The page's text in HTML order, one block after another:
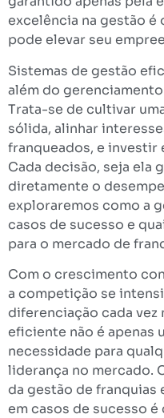
excelência na gestão
pode elevar seu
Sistemas de gestão
além do
Trata-se de cultivar
sólida, alinhar
franqueados, e investir
Cada decisão, seja ela
diretamente o
exploraremos como a
casos de sucesso e
para o mercado de
Com o crescimento
a competição se
diferenciação cada vez
eficiente não é apenas
necessidade para
liderança no mercado.
da gestão de franquias
em casos de sucesso